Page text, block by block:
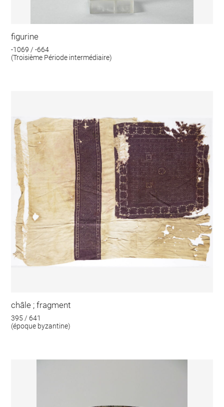
figurine
-1069 / -664
(Troisième Période intermédiaire)
châle ; fragment
395 / 641
(époque byzantine)